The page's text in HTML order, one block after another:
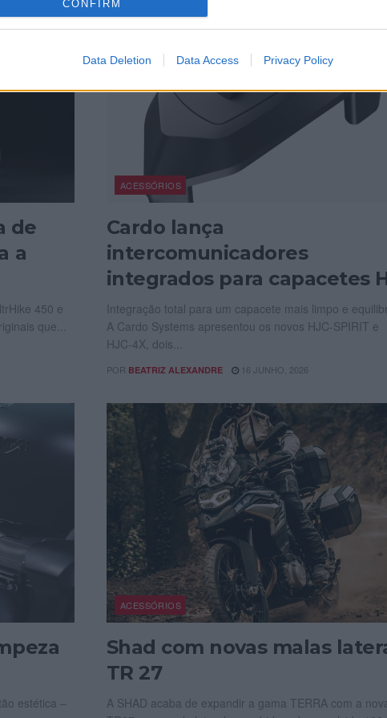
CONFIRM
Data Deletion Data Access Privacy Policy
de
a
450 e
que...
ACESSÓRIOS
Cardo lança
intercomunicadores
integrados para capacetes
Integração total para um capacete mais limpo e
A Cardo Systems apresentou os novos HJC‑SPIRIT e
HJC‑4X, dois...
POR BEATRIZ ALEXANDRE 16 JUNHO, 2026
estética –
ACESSÓRIOS
Shad com novas malas
TR 27
A SHAD acaba de expandir a gama TERRA com a